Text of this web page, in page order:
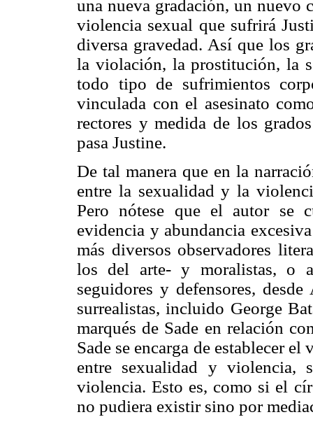
una nueva gradación, un nuevo
violencia sexual que sufrirá
diversa gravedad. Así que los
la violación, la prostitución, la
todo tipo de sufrimientos
vinculada con el asesinato
rectores y medida de los
pasa Justine.
De tal manera que en la
entre la sexualidad y la
Pero nótese que el autor se
evidencia y abundancia
más diversos observadores
los del arte- y moralistas, o
seguidores y defensores,
surrealistas, incluido George
marqués de Sade en relación
Sade se encarga de establecer
entre sexualidad y violencia,
violencia. Esto es, como si el
no pudiera existir sino por